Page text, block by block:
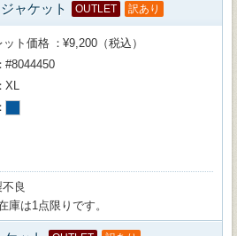
ャケット OUTLET 訳あり
ット価格
¥9,200（税込）
#8044450
XL
良
庫は1点限りです。